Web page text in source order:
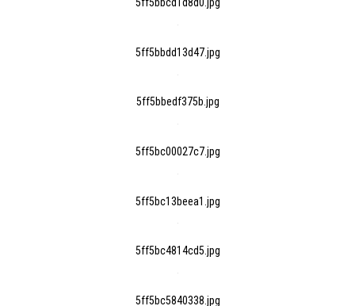
5ff5bbdd13d47.jpg
5ff5bbedf375b.jpg
5ff5bc00027c7.jpg
5ff5bc13beea1.jpg
5ff5bc4814cd5.jpg
5ff5bc5840338.jpg